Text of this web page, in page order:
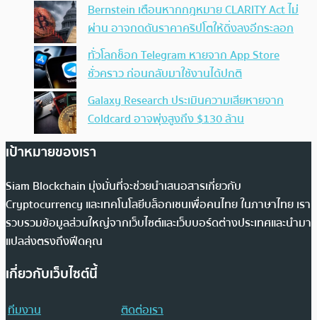
Bernstein เตือนหากกฎหมาย CLARITY Act ไม่
ผ่าน อาจกดดันราคาคริปโตให้ดิ่งลงอีกระลอก
ทั่วโลกช็อก Telegram หายจาก App Store
ชั่วคราว ก่อนกลับมาใช้งานได้ปกติ
Galaxy Research ประเมินความเสียหายจาก
Coldcard อาจพุ่งสูงถึง $130 ล้าน
เป้าหมายของเรา
Siam Blockchain มุ่งมั่นที่จะช่วยนำเสนอสารเกี่ยวกับ
Cryptocurrency และเทคโนโลยีบล็อกเชนเพื่อคนไทย ในภาษาไทย เรา
รวบรวมข้อมูลส่วนใหญ่จากเว็บไซต์และเว็บบอร์ดต่างประเทศและนำมา
แปลส่งตรงถึงฟีดคุณ
เกี่ยวกับเว็บไซต์นี้
ทีมงาน
ติดต่อเรา